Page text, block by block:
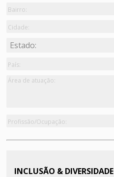
INCLUSÃO & DIVERSIDADE